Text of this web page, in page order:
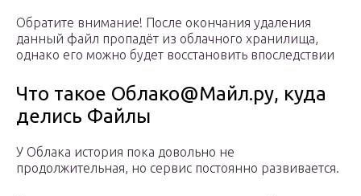
Обратите внимание! После окончания удаления
данный файл пропадёт из облачного хранилища,
однако его можно будет восстановить впоследствии
Что такое Облако@Майл.ру, куда
делись Файлы
У Облака история пока довольно не
продолжительная, но сервис постоянно развивается.